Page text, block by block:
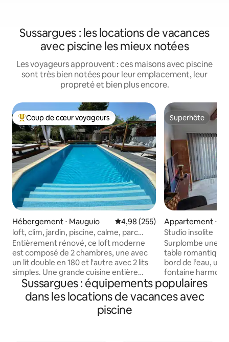
Sussargues : les locations de vacances
avec piscine les mieux notées
Les voyageurs approuvent : ces maisons avec piscine
sont très bien notées pour leur emplacement, leur
propreté et bien plus encore.
Coups de cœur voyageurs les plus appréciés
Coup de cœur voyageurs
Hébergement ⋅ Mauguio Évaluation moyenne sur la
4,98 (255)
loft, clim, jardin, piscine, calme, parc
expo,
Entièrement rénové, ce loft moderne
est composé de 2 chambres, une avec
un lit double en 180 et l'autre avec 2 lits
simples. Une grande cuisine entière
équipée ouverte sur le salon avec
cheminée et donnant sur une grande
terrasse privative close et sans vis à vis.
Vous pourrez profiter de l'espace piscine
Superhôte
Superhôte
Appartement ⋅
Studio insolite
Surplombe une
table romantique
bord de l’eau,
fontaine
L’ensemble
d’odeur. Au cœur
vigneron à
Sussargues : équipements populaires
dans les locations de vacances avec
piscine